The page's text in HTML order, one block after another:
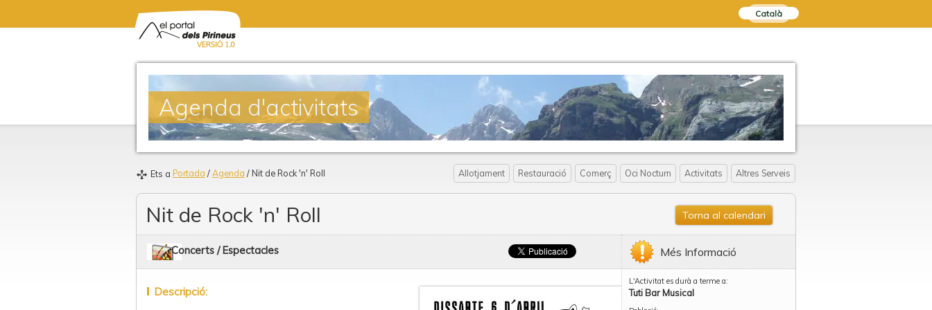
Català
Agenda d'activitats
Ets a Portada / Agenda / Nit de Rock 'n' Roll Allotjament Restauració Comerç Oci Nocturn Activitats Altres Serveis
Nit de Rock 'n' Roll Torna al calendari
Concerts / Espectacles
Descripció:
Més Informació
L'Activitat es durà a terme a:
Tuti Bar Musical